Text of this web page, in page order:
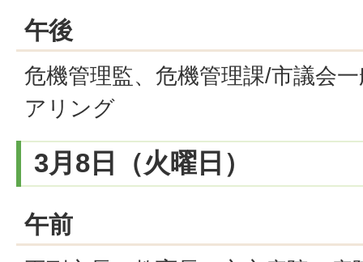
午後
危機管理監、危機管理課/市議会
アリング
3月8日（火曜日）
午前